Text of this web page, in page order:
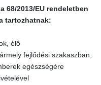
68/2013/EU rendeletben
tartozhatnak:
élő
fejlődési szakaszban,
egészségére